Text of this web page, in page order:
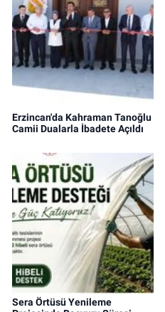
Erzincan'da Kahraman Tanoğlu
Camii Dualarla İbadete Açıldı
Sera Örtüsü Yenileme